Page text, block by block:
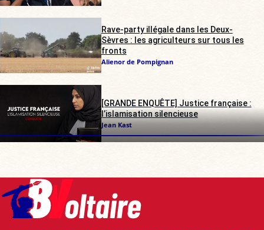
Rave-party illégale dans les Deux-
Sèvres : les agriculteurs sur tous les
fronts
Alienor de Pompignan
[GRANDE ENQUÊTE] Justice française :
l’islamisation silencieuse
Jean Kast